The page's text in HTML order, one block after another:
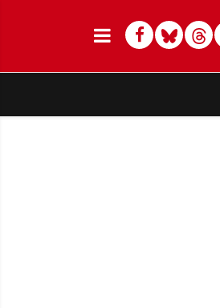
Facebook
Bluesky